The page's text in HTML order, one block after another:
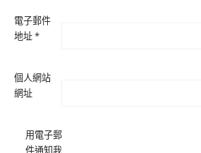
電子郵件
地址*
個人網站
網址
用電子郵
件通知我